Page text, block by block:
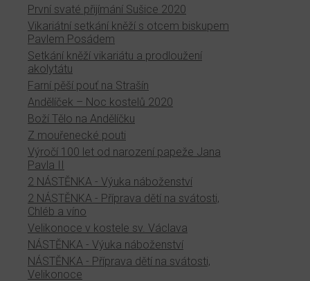
První svaté přijímání Sušice 2020
Vikariátní setkání kněží s otcem biskupem
Pavlem Posádem
Setkání kněží vikariátu a prodloužení
akolytátu
Farní pěší pouť na Strašín
Andělíček – Noc kostelů 2020
Boží Tělo na Andělíčku
Z mouřenecké pouti
Výročí 100 let od narození papeže Jana
Pavla II
2 NÁSTĚNKA - Výuka náboženství
2 NÁSTĚNKA - Příprava dětí na svátosti,
Chléb a víno
Velikonoce v kostele sv. Václava
NÁSTĚNKA - Výuka náboženství
NÁSTĚNKA - Příprava dětí na svátosti,
Velikonoce